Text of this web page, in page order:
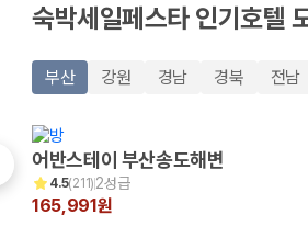
비교 자주 묻는 질문
숙박세일페스타 인기호텔
부산 강원 경남 경북 전남
어반스테이 부산송도해변
4.5(211) 2성급
165,991원